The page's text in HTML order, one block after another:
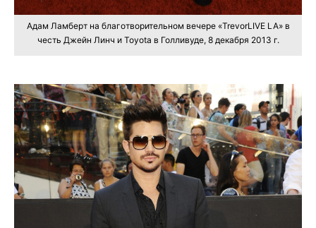
Адам Ламберт на благотворительном вечере «TrevorLIVE LA» в
честь Джейн Линч и Toyota в Голливуде, 8 декабря 2013 г.